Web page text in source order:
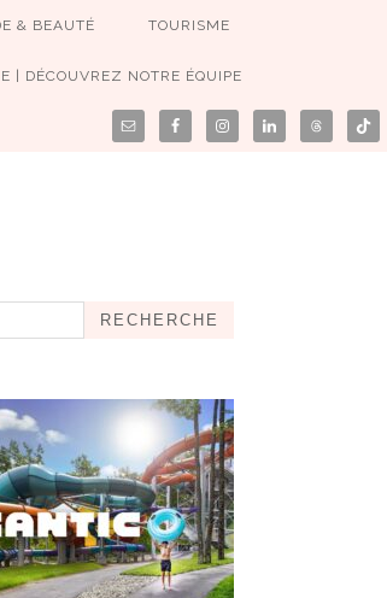
& BEAUTÉ TOURISME
| DÉCOUVREZ NOTRE ÉQUIPE
RECHERCHE